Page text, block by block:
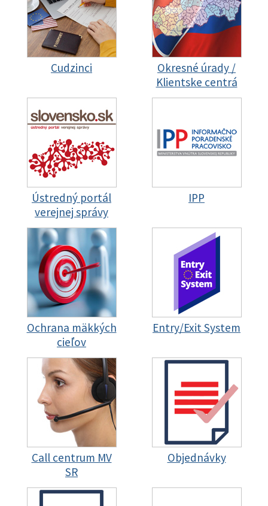
Cudzinci
Okresné úrady /
Klientske centrá
Ústredný portál
verejnej správy
IPP
Ochrana mäkkých
cieľov
Entry/Exit System
Call centrum MV
SR
Objednávky